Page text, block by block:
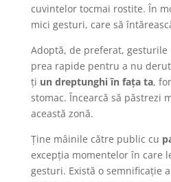
cuvintelor tocmai rostite. În
mici gesturi, care să
Adoptă, de preferat,
prea rapide pentru a nu
ți un dreptunghi în fața ta,
stomac. Încearcă să păstrezi
această zonă.
Ține mâinile către public cu
excepția momentelor în care
gesturi. Există o semnificație